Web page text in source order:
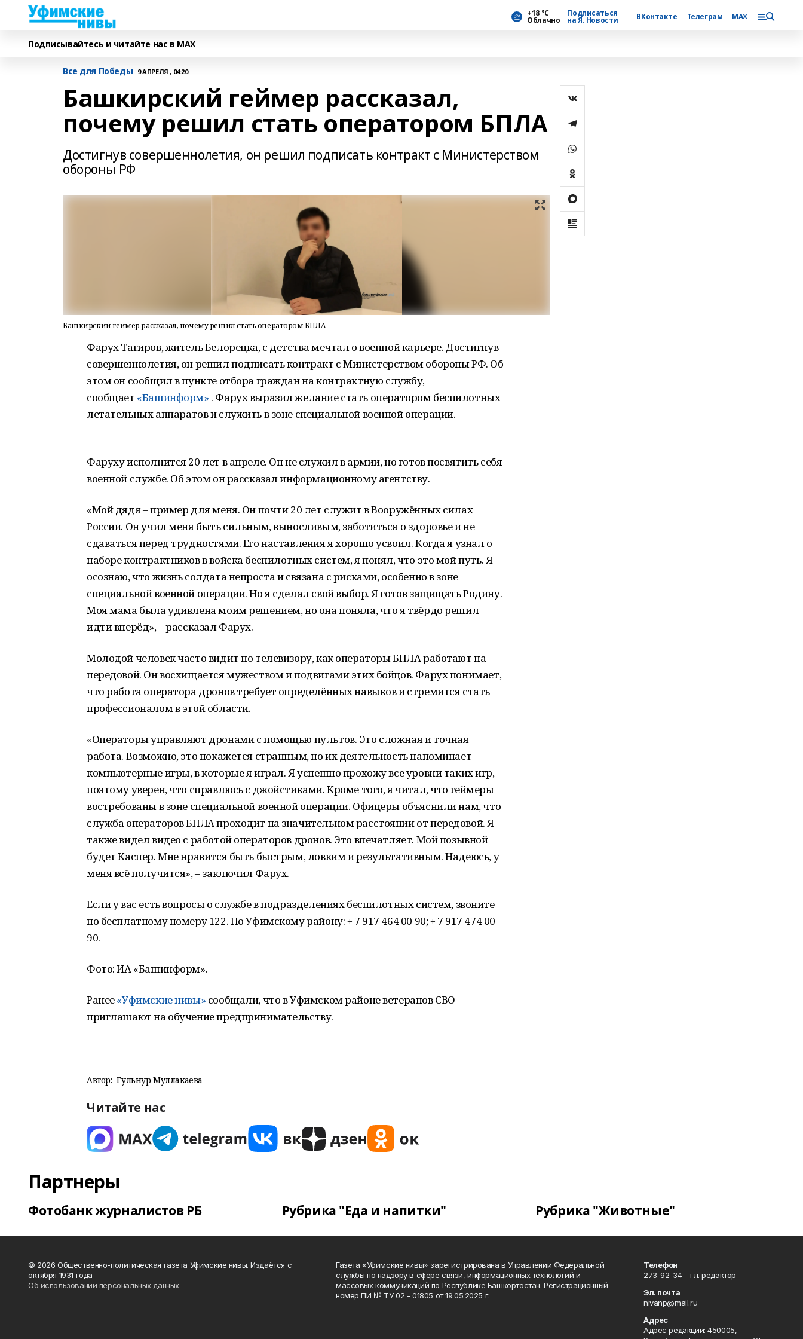
+18 °С
Облачно
Подписаться
на Я. Новости ВКонтакте Телеграм MAX
Подписывайтесь и читайте нас в MAX
Все для Победы 9 АПРЕЛЯ , 04:20
Башкирский геймер рассказал,
почему решил стать оператором БПЛА
Достигнув совершеннолетия, он решил подписать контракт с Министерством
обороны РФ
Башкирский геймер рассказал, почему решил стать оператором БПЛА
Фарух Тагиров, житель Белорецка, с детства мечтал о военной карьере. Достигнув
совершеннолетия, он решил подписать контракт с Министерством обороны РФ. Об
этом он сообщил в пункте отбора граждан на контрактную службу,
сообщает «Башинформ» . Фарух выразил желание стать оператором беспилотных
летательных аппаратов и служить в зоне специальной военной операции.
Фаруху исполнится 20 лет в апреле. Он не служил в армии, но готов посвятить себя
военной службе. Об этом он рассказал информационному агентству.
«Мой дядя – пример для меня. Он почти 20 лет служит в Вооружённых силах
России. Он учил меня быть сильным, выносливым, заботиться о здоровье и не
сдаваться перед трудностями. Его наставления я хорошо усвоил. Когда я узнал о
наборе контрактников в войска беспилотных систем, я понял, что это мой путь. Я
осознаю, что жизнь солдата непроста и связана с рисками, особенно в зоне
специальной военной операции. Но я сделал свой выбор. Я готов защищать Родину.
Моя мама была удивлена моим решением, но она поняла, что я твёрдо решил
идти вперёд», – рассказал Фарух.
Молодой человек часто видит по телевизору, как операторы БПЛА работают на
передовой. Он восхищается мужеством и подвигами этих бойцов. Фарух понимает,
что работа оператора дронов требует определённых навыков и стремится стать
профессионалом в этой области.
«Операторы управляют дронами с помощью пультов. Это сложная и точная
работа. Возможно, это покажется странным, но их деятельность напоминает
компьютерные игры, в которые я играл. Я успешно прохожу все уровни таких игр,
поэтому уверен, что справлюсь с джойстиками. Кроме того, я читал, что геймеры
востребованы в зоне специальной военной операции. Офицеры объяснили нам, что
служба операторов БПЛА проходит на значительном расстоянии от передовой. Я
также видел видео с работой операторов дронов. Это впечатляет. Мой позывной
будет Каспер. Мне нравится быть быстрым, ловким и результативным. Надеюсь, у
меня всё получится», – заключил Фарух.
Если у вас есть вопросы о службе в подразделениях беспилотных систем, звоните
по бесплатному номеру 122. По Уфимскому району: + 7 917 464 00 90; + 7 917 474 00
90.
Фото: ИА «Башинформ».
Ранее«Уфимские нивы» сообщали, что в Уфимском районе ветеранов СВО
приглашают на обучение предпринимательству.
Автор: Гульнур Муллакаева
Читайте нас
Партнеры
Фотобанк журналистов РБ Рубрика "Еда и напитки" Рубрика "Животные"
© 2026 Общественно-политическая газета Уфимские нивы. Издаётся с
октября 1931 года
Об использовании персональных данных
Газета «Уфимские нивы» зарегистрирована в Управлении Федеральной
службы по надзору в сфере связи, информационных технологий и
массовых коммуникаций по Республике Башкортостан. Регистрационный
номер ПИ № ТУ 02 - 01805 от 19.05.2025 г.
Телефон
273-92-34 – гл. редактор
Эл. почта
nivanp@mail.ru
Адрес
Адрес редакции: 450005,